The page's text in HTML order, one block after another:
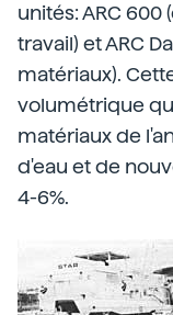
unités: ARC
travail) et ARC
matériaux).
volumétrique
matériaux de
d'eau et de
4-6%.